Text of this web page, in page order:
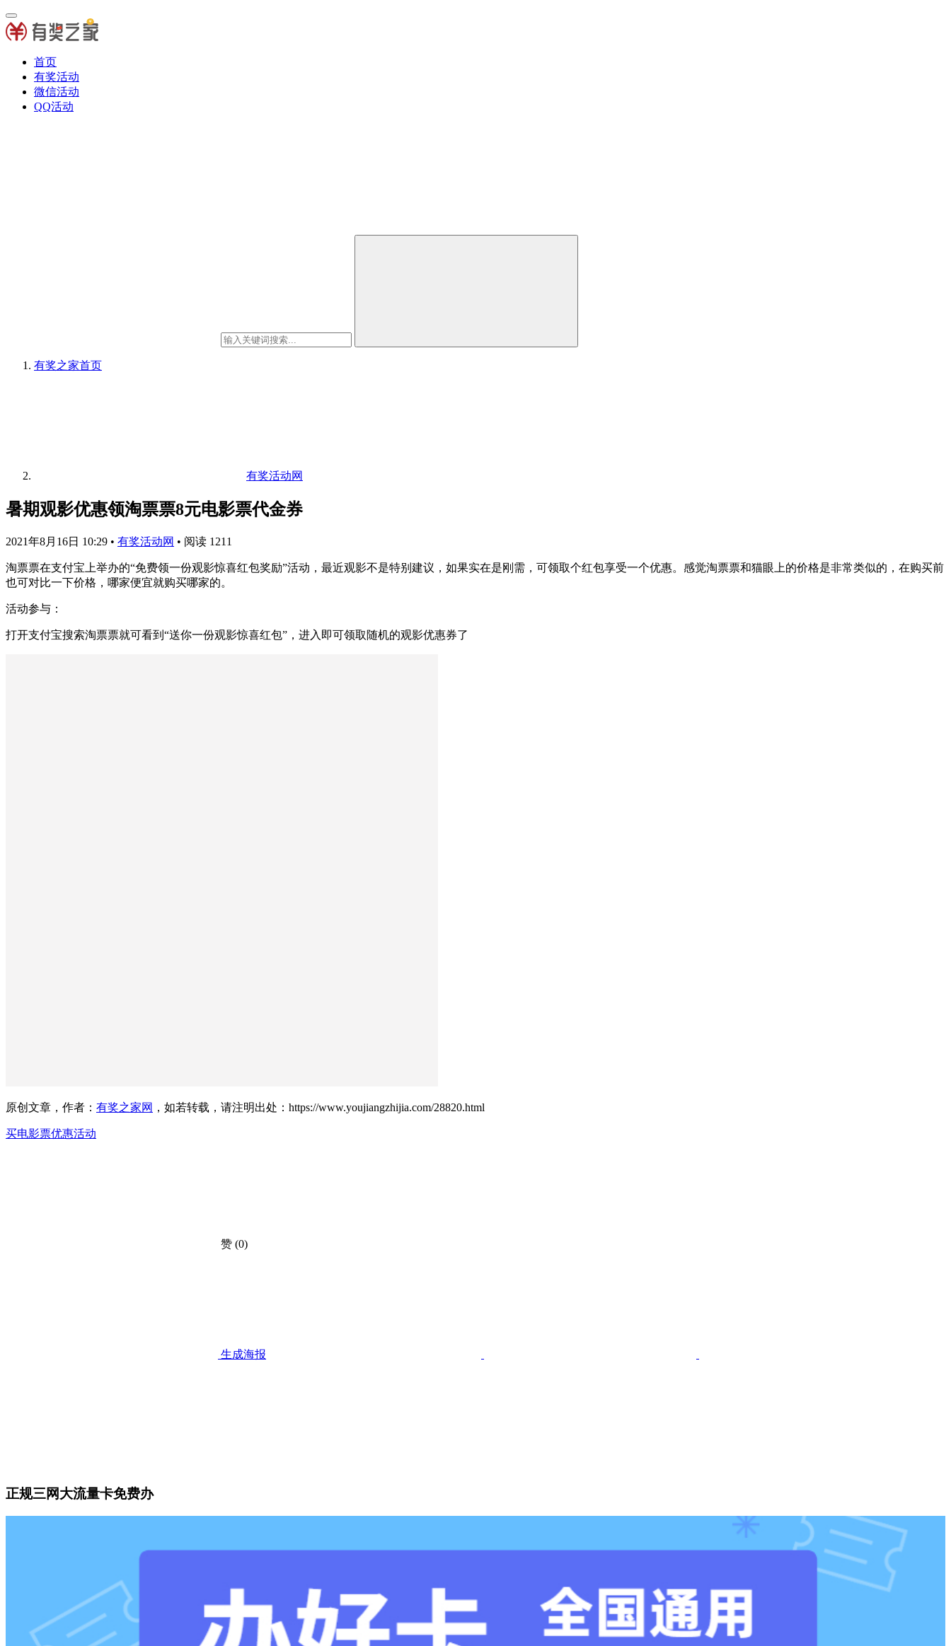
首页
有奖活动
微信活动
QQ活动
有奖之家首页
有奖活动网
暑期观影优惠领淘票票8元电影票代金券
2021年8月16日 10:29 • 有奖活动网 • 阅读 1211
淘票票在支付宝上举办的“免费领一份观影惊喜红包奖励”活动，最近观影不是特别建议，如果实在是刚需，可领取个红包享受一个优惠。感觉淘票票和猫眼上的价格是非常类似的，在购买前
也可对比一下价格，哪家便宜就购买哪家的。
活动参与：
打开支付宝搜索淘票票就可看到“送你一份观影惊喜红包”，进入即可领取随机的观影优惠券了
原创文章，作者： 有奖之家网 ，如若转载，请注明出处：https://www.youjiangzhijia.com/28820.html
买电影票优惠活动
赞 (0)
生成海报
正规三网大流量卡免费办